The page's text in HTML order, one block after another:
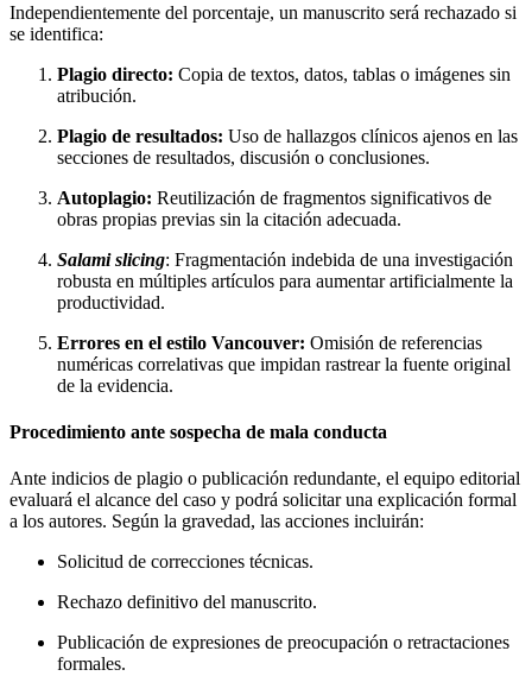
Independientemente del porcentaje, un manuscrito será rechazado si
se identifica:
Plagio directo: Copia de textos, datos, tablas o imágenes sin
atribución.
Plagio de resultados: Uso de hallazgos clínicos ajenos en las
secciones de resultados, discusión o conclusiones.
Autoplagio: Reutilización de fragmentos significativos de
obras propias previas sin la citación adecuada.
Salami slicing: Fragmentación indebida de una investigación
robusta en múltiples artículos para aumentar artificialmente la
productividad.
Errores en el estilo Vancouver: Omisión de referencias
numéricas correlativas que impidan rastrear la fuente original
de la evidencia.
Procedimiento ante sospecha de mala conducta
Ante indicios de plagio o publicación redundante, el equipo editorial
evaluará el alcance del caso y podrá solicitar una explicación formal
a los autores. Según la gravedad, las acciones incluirán:
Solicitud de correcciones técnicas.
Rechazo definitivo del manuscrito.
Publicación de expresiones de preocupación o retractaciones
formales.